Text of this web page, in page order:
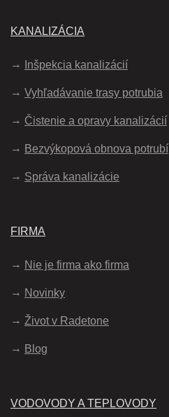
KANALIZÁCIA
Inšpekcia kanalizácií
Vyhľadávanie trasy potrubia
Čistenie a opravy kanalizácií
Bezvýkopová obnova potrubí
Správa kanalizácie
FIRMA
Nie je firma ako firma
Novinky
Život v Radetone
Blog
VODOVODY A TEPLOVODY